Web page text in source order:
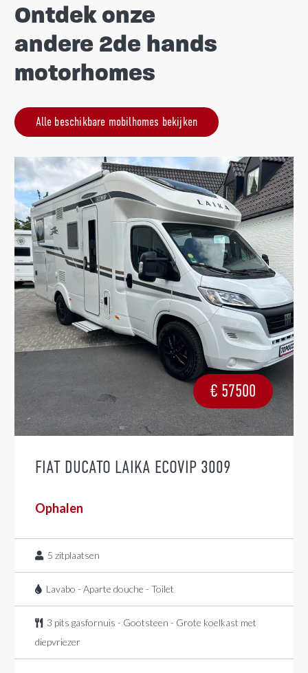
Ontdek onze
andere 2de hands
motorhomes
Alle beschikbare mobilhomes bekijken
€ 57500
FIAT DUCATO LAIKA ECOVIP 3009
Ophalen
5 zitplaatsen
Lavabo - Aparte douche - Toilet
3 pits gasfornuis - Gootsteen - Grote koelkast met
diepvriezer